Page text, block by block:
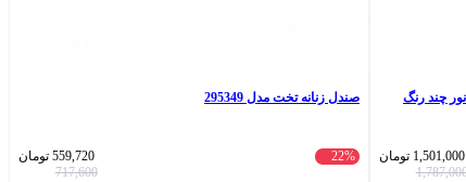
1,501,000 تومان
صندل زنانه تخت مدل 295349
22%
559,720 تومان
717,600